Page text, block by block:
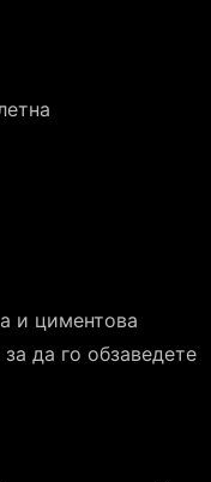
и циментова
да го обзаведете